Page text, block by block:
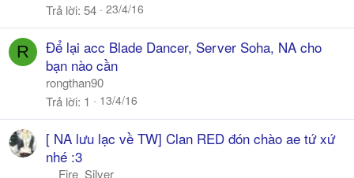
Trả lời 54 23/4/16
R
Để lại acc Blade Dancer, Server Soha, NA cho
bạn nào cần
rongthan90
Trả lời 1 13/4/16
[ NA lưu lạc về TW] Clan RED đón chào ae tứ xứ
nhé :3
__Fire_Silver__